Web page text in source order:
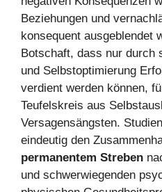
Beziehungen und
konsequent ausgeblendet
Botschaft, dass nur durch
und Selbstoptimierung
verdient werden können,
Teufelskreis aus
Versagensängsten.
eindeutig den
permanentem Streben
und schwerwiegenden